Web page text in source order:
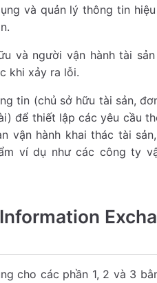
và quản lý thông tin
và người vận hành tài
khi xảy ra lỗi.
tin (chủ sở hữu tài sản,
để thiết lập các yêu cầu
vận hành khai thác tài
ví dụ như các công ty
cho các phần 1, 2 và 3